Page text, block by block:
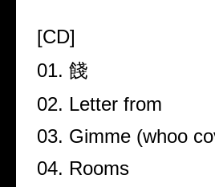
[CD]
01. 餞
02. Letter from
03. Gimme (whoo
04. Rooms